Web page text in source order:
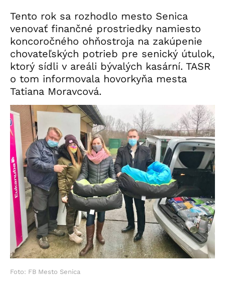
Tento rok sa rozhodlo mesto Senica
venovať finančné prostriedky namiesto
koncoročného ohňostroja na zakúpenie
chovateľských potrieb pre senický útulok,
ktorý sídli v areáli bývalých kasární. TASR
o tom informovala hovorkyňa mesta
Tatiana Moravcová.
Foto: FB Mesto Senica